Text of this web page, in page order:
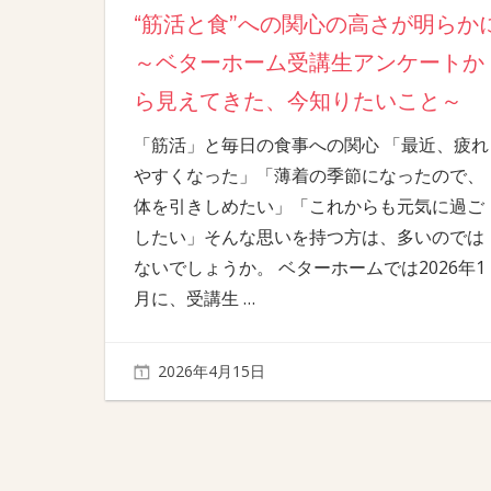
“筋活と食”への関心の高さが明らか
～ベターホーム受講生アンケートか
ら見えてきた、今知りたいこと～
「筋活」と毎日の食事への関心 「最近、疲れ
やすくなった」「薄着の季節になったので、
体を引きしめたい」「これからも元気に過ご
したい」そんな思いを持つ方は、多いのでは
ないでしょうか。 ベターホームでは2026年1
月に、受講生 …
2026年4月15日